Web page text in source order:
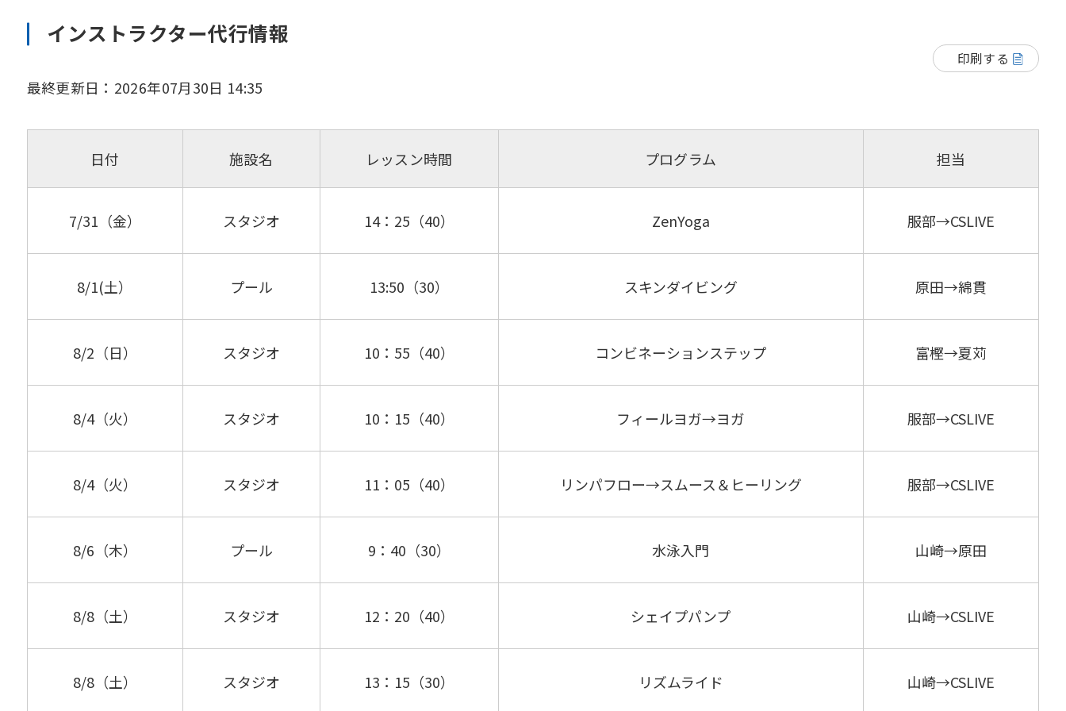
インストラクター代行情報
最終更新日：2026年07月30日 14:35
印刷する
日付 施設名 レッスン時間 プログラム 担当
7/31（金） スタジオ 14：25（40） ZenYoga 服部→CSLIVE
8/1(土） プール 13:50（30） スキンダイビング 原田→綿貫
8/2（日） スタジオ 10：55（40） コンビネーションステップ 富樫→夏苅
8/4（火） スタジオ 10：15（40） フィールヨガ→ヨガ 服部→CSLIVE
8/4（火） スタジオ 11：05（40） リンパフロー→スムース＆ヒーリング 服部→CSLIVE
8/6（木） プール 9：40（30） 水泳入門 山崎→原田
8/8（土） スタジオ 12：20（40） シェイプパンプ 山崎→CSLIVE
8/8（土） スタジオ 13：15（30） リズムライド 山崎→CSLIVE